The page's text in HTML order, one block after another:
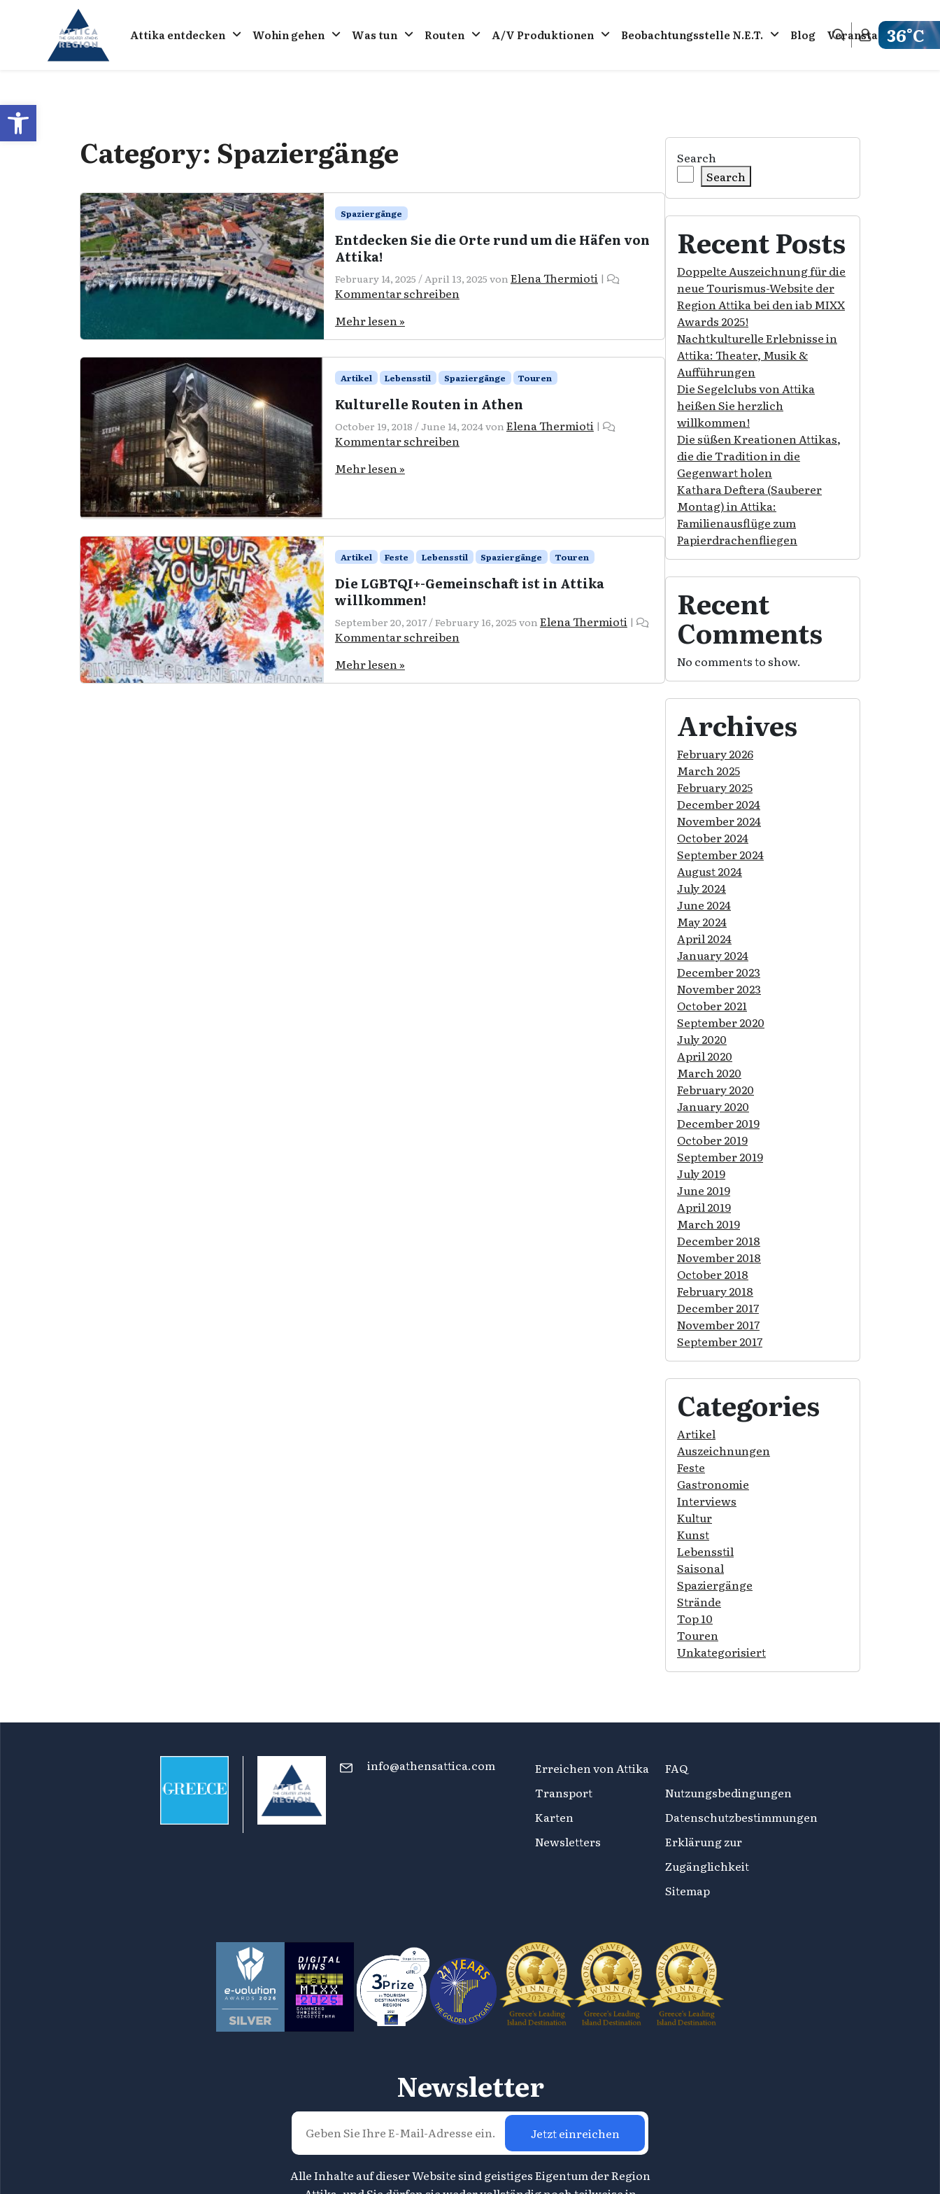
Open toolbar
Go to home
Attika entdecken Wohin gehen Was tun Routen A/V Produktionen Beobachtungsstelle N.E.T. Blog Veranstaltungen
36°C
Get
Category: Spaziergänge
Spaziergänge
Entdecken Sie die Orte rund um die Häfen von
Attika!
February 14, 2025 /April 13, 2025 von Elena Thermioti |
Kommentar schreiben
Mehr lesen »
Artikel Lebensstil Spaziergänge Touren
Kulturelle Routen in Athen
October 19, 2018 /June 14, 2024von Elena Thermioti |
Kommentar schreiben
Mehr lesen »
Artikel Feste Lebensstil Spaziergänge Touren
Die LGBTQI+-Gemeinschaft ist in Attika
willkommen!
September 20, 2017 /February 16, 2025 von Elena Thermioti |
Kommentar schreiben
Mehr lesen »
Search
Search
Recent Posts
Doppelte Auszeichnung für die
neue Tourismus-Website der
Region Attika bei den iab MIXX
Awards 2025!
Nachtkulturelle Erlebnisse in
Attika: Theater, Musik &
Aufführungen
Die Segelclubs von Attika
heißen Sie herzlich
willkommen!
Die süßen Kreationen Attikas,
die die Tradition in die
Gegenwart holen
Kathara Deftera (Sauberer
Montag) in Attika:
Familienausflüge zum
Papierdrachenfliegen
Recent
Comments
No comments to show.
Archives
February 2026
March 2025
February 2025
December 2024
November 2024
October 2024
September 2024
August 2024
July 2024
June 2024
May 2024
April 2024
January 2024
December 2023
November 2023
October 2021
September 2020
July 2020
April 2020
March 2020
February 2020
January 2020
December 2019
October 2019
September 2019
July 2019
June 2019
April 2019
March 2019
December 2018
November 2018
October 2018
February 2018
December 2017
November 2017
September 2017
Categories
Artikel
Auszeichnungen
Feste
Gastronomie
Interviews
Kultur
Kunst
Lebensstil
Saisonal
Spaziergänge
Strände
Top 10
Touren
Unkategorisiert
info@athensattica.com
Erreichen von Attika
Transport
Karten
Newsletters
FAQ
Nutzungsbedingungen
Datenschutzbestimmungen
Erklärung zur
Zugänglichkeit
Sitemap
Newsletter
Jetzt einreichen
Alle Inhalte auf dieser Website sind geistiges Eigentum der Region